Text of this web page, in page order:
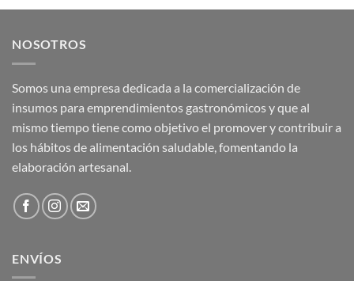
NOSOTROS
Somos una empresa dedicada a la comercialización de
insumos para emprendimientos gastronómicos y que al
mismo tiempo tiene como objetivo el promover y contribuir a
los hábitos de alimentación saludable, fomentando la
elaboración artesanal.
ENVÍOS